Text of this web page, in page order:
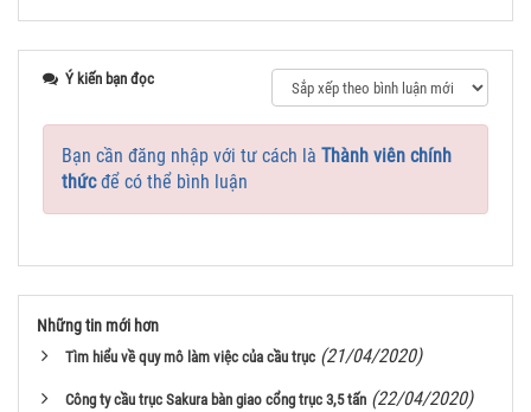
Ý kiến bạn đọc
Bạn cần đăng nhập với tư cách là Thành viên chính
thứcđể có thể bình luận
Những tin mới hơn
Tìm hiểu về quy mô làm việc của cầu trục (21/04/2020)
Công ty cầu trục Sakura bàn giao cổng trục 3,5 tấn (22/04/2020)